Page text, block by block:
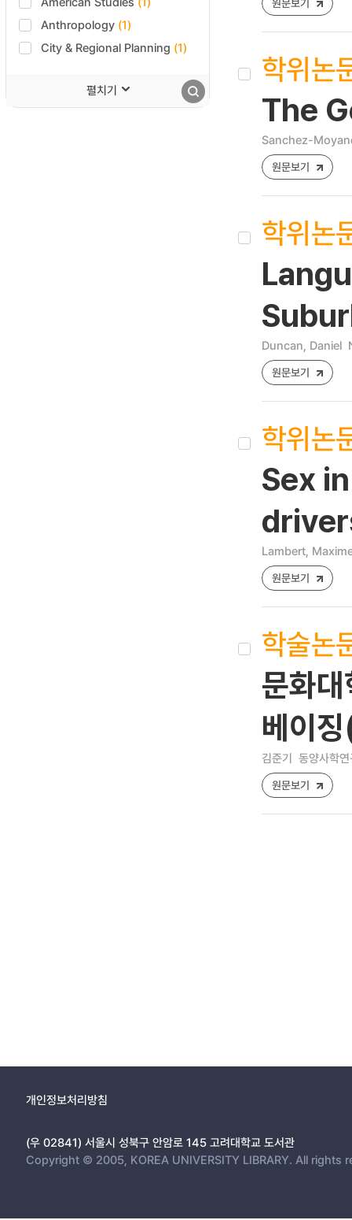
Anthropology (1)
City & Regional Planning (1)
펼치기
학위논
The
Sanchez-
원문보기
학위논
Duncan, Daniel
원문보기
학위논
Sex
Lambert,
원문보기
학술논
문화
베이
김준기 동양사학
원문보기
개인정보처리방침
(우 02841) 서울시 성북구 안암로 145 고려대학교 도서관
Copyright © 2005, KOREA UNIVERSITY LIBRARY. All rights